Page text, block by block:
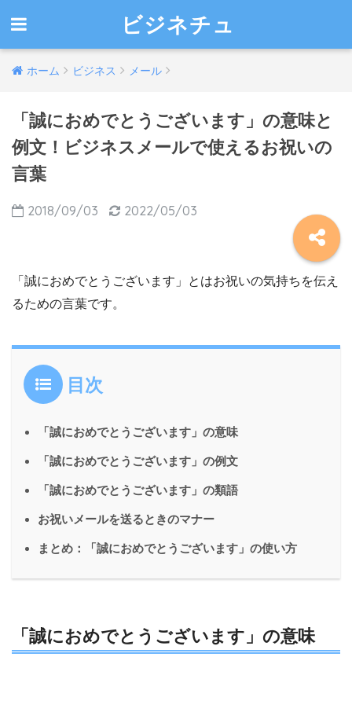
ビジネチュ
ホーム ビジネス メール
「誠におめでとうございます」の意味と
例文！ビジネスメールで使えるお祝いの
言葉
2018/09/03 2022/05/03
「誠におめでとうございます」とはお祝いの気持ちを伝え
るための言葉です。
目次
「誠におめでとうございます」の意味
「誠におめでとうございます」の例文
「誠におめでとうございます」の類語
お祝いメールを送るときのマナー
まとめ：「誠におめでとうございます」の使い方
「誠におめでとうございます」の意味